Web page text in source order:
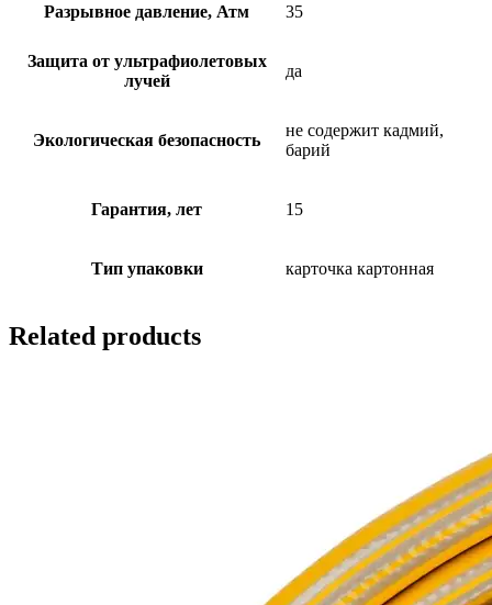
Разрывное давление, Атм 35
Защита от ультрафиолетовых
лучей
да
Экологическая безопасность
не содержит кадмий,
барий
Гарантия, лет 15
Тип упаковки карточка картонная
Related products